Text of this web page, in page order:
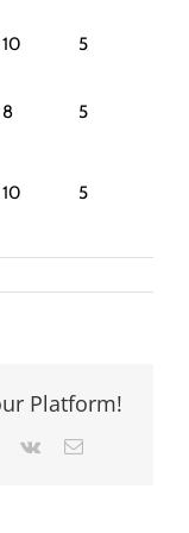
10 5
8 5
10 5
Platform!
Pinterest
Vk Email